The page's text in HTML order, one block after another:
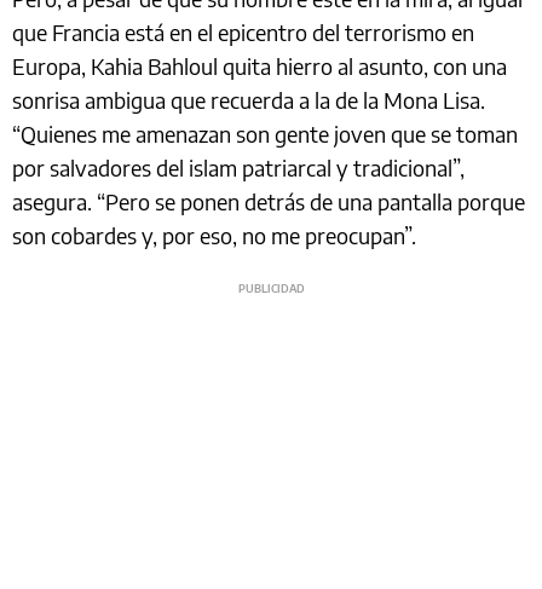
que Francia está en el epicentro del terrorismo en
Europa, Kahia Bahloul quita hierro al asunto, con una
sonrisa ambigua que recuerda a la de la Mona Lisa.
“Quienes me amenazan son gente joven que se toman
por salvadores del islam patriarcal y tradicional”,
asegura. “Pero se ponen detrás de una pantalla porque
son cobardes y, por eso, no me preocupan”.